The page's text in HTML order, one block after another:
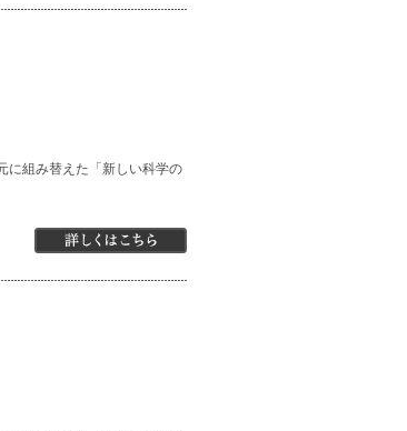
に組み替えた「新しい科学の